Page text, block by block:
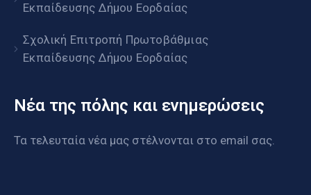
Εκπαίδευσης Δήμου Εορδαίας
Σχολική Επιτροπή Πρωτοβάθμιας
Εκπαίδευσης Δήμου Εορδαίας
Νέα της πόλης και ενημερώσεις
Τα τελευταία νέα μας στέλνονται στο email σας.